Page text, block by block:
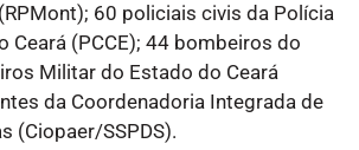
60 policiais civis da Polícia
Ceará (PCCE); 44 bombeiros do
Militar do Estado do Ceará
da Coordenadoria Integrada de
(Ciopaer/SSPDS).